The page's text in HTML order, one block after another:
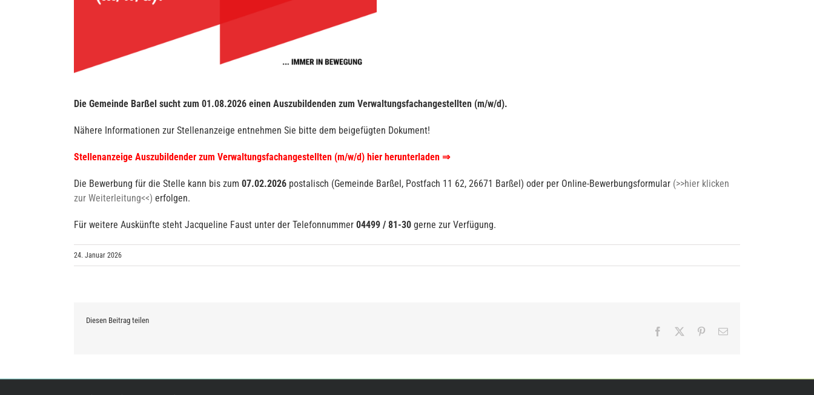
Die Gemeinde Barßel sucht zum 01.08.2026 einen Auszubildenden zum Verwaltungsfachangestellten (m/w/d).
Nähere Informationen zur Stellenanzeige entnehmen Sie bitte dem beigefügten Dokument!
Stellenanzeige Auszubildender zum Verwaltungsfachangestellten (m/w/d) hier herunterladen ⇒
Die Bewerbung für die Stelle kann bis zum 07.02.2026 postalisch (Gemeinde Barßel, Postfach 11 62, 26671 Barßel) oder per Online-Bewerbungsformular (>>hier klicken
zur Weiterleitung<<) erfolgen.
Für weitere Auskünfte steht Jacqueline Faust unter der Telefonnummer 04499 / 81-30 gerne zur Verfügung.
24. Januar 2026
Diesen Beitrag teilen
Facebook Pinterest
E-